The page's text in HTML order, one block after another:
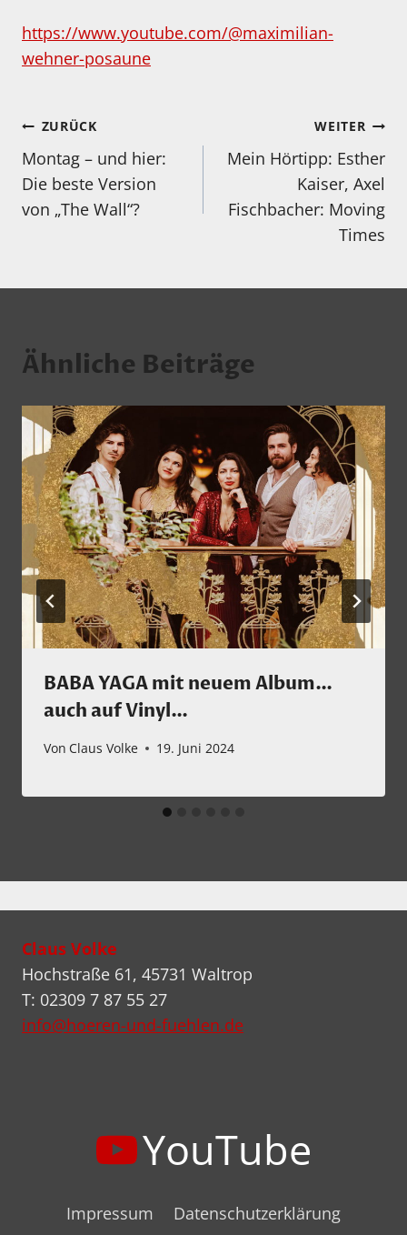
https://www.youtube.com/@maximilian-
wehner-posaune
Beitragsnavigation
ZURÜCK
Montag – und hier:
Die beste Version
von „The Wall“?
WEITER
Mein Hörtipp: Esther
Kaiser, Axel
Fischbacher: Moving
Times
Ähnliche Beiträge
BABA YAGA mit neuem Album…
auch auf Vinyl…
Von Claus Volke 19. Juni 2024
Claus Volke
Hochstraße 61, 45731 Waltrop
T: 02309 7 87 55 27
info@hoeren-und-fuehlen.de
YouTube
Impressum Datenschutzerklärung